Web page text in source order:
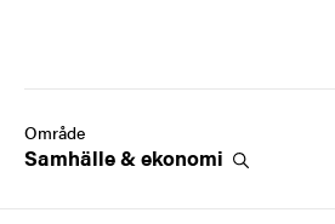
Område
Samhälle &ekonomi